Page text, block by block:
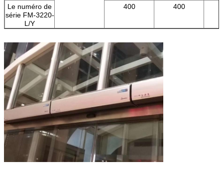
Le numéro de
série FM-3220-
L/Y
400 400